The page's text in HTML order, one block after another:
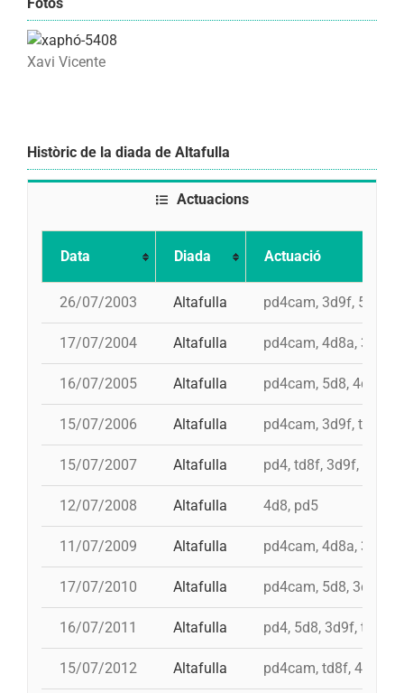
Xavi Vicente
Històric de la diada de Altafulla
Actuacions
Data Diada Actuació
26/07/2003 Altafulla pd4cam, 3d9f, 5d8,
17/07/2004 Altafulla pd4cam, 4d8a, 3d9f,
16/07/2005 Altafulla pd4cam, 5d8, 4d8a,
15/07/2006 Altafulla pd4cam, 3d9f, td8f,
15/07/2007 Altafulla pd4, td8f, 3d9f, 4d8a,
12/07/2008 Altafulla 4d8, pd5
11/07/2009 Altafulla pd4cam, 4d8a, 3d9f,
17/07/2010 Altafulla pd4cam, 5d8, 3d9f,
16/07/2011 Altafulla pd4, 5d8, 3d9f, td8f,
15/07/2012 Altafulla pd4cam, td8f, 4d8a,